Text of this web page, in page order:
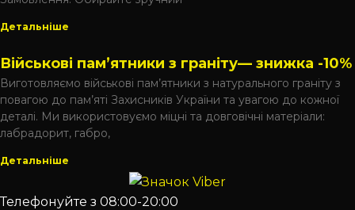
Детальніше
Військові пам’ятники з граніту— знижка -10%
Виготовляємо військові пам’ятники з натурального граніту з
повагою до пам’яті Захисників України та увагою до кожної
деталі. Ми використовуємо міцні та довговічні матеріали:
лабрадорит, габро,
Детальніше
Телефонуйте з 08:00-20:00